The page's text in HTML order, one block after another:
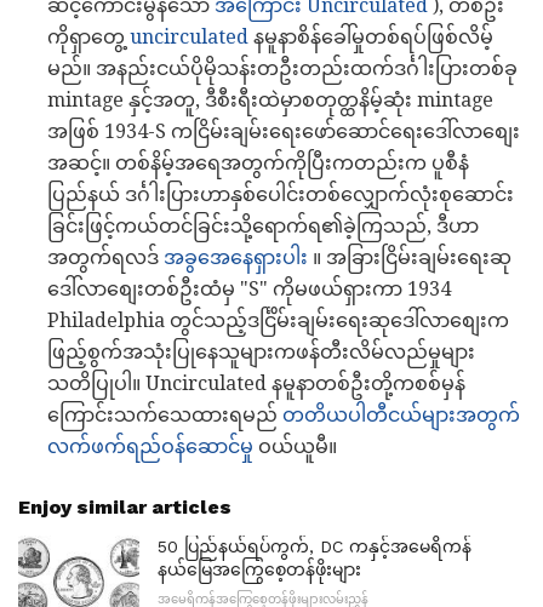
ဆင့်ကောင်းမွန်သော အကြောင်း Uncirculated ), တစ်ဦး
ကိုရှာတွေ့ uncirculated နမူနာစိန်ခေါ်မှုတစ်ရပ်ဖြစ်လိမ့်
မည်။ အနည်းငယ်ပိုမိုသန်းတဦးတည်းထက်ဒင်္ဂါးပြားတစ်ခု
mintage နှင့်အတူ, ဒီစီးရီးထဲမှာစတုတ္ထနိမ့်ဆုံး mintage
အဖြစ် 1934-S ကငြိမ်းချမ်းရေးဖော်ဆောင်ရေးဒေါ်လာစျေး
အဆင့်။ တစ်နိမ့်အရေအတွက်ကိုပြီးကတည်းက ပူစီနံ
ပြည်နယ် ဒင်္ဂါးပြားဟာနှစ်ပေါင်းတစ်လျှောက်လုံးစုဆောင်း
ခြင်းဖြင့်ကယ်တင်ခြင်းသို့ရောက်ရ၏ခဲ့ကြသည်, ဒီဟာ
အတွက်ရလဒ် အခွအေနေရှားပါး ။ အခြားငြိမ်းချမ်းရေးဆု
ဒေါ်လာစျေးတစ်ဦးထံမှ "S" ကိုမဖယ်ရှားကာ 1934
Philadelphia တွင်သည့်ဒင်္ငြိမ်းချမ်းရေးဆုဒေါ်လာစျေးက
ဖြည့်စွက်အသုံးပြုနေသူများကဖန်တီးလိမ်လည်မှုများ
သတိပြုပါ။ Uncirculated နမူနာတစ်ဦးတို့ကစစ်မှန်
ကြောင်းသက်သေထားရမည် တတိယပါတီငယ်များအတွက်
လက်ဖက်ရည်ဝန်ဆောင်မှု ဝယ်ယူမီ။
Enjoy similar articles
50 ပြည်နယ်ရပ်ကွက်, DC ကနှင့်အမေရိကန်
နယ်မြေအကြွေစေ့တန်ဖိုးများ
အမေရိကန်အကြွေစေ့တန်ဖိုးများလမ်းညွှန်